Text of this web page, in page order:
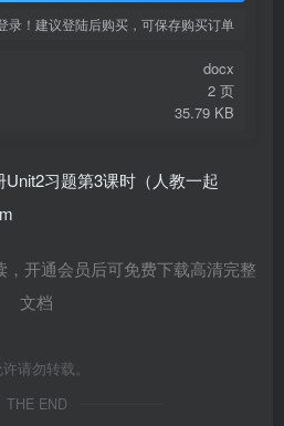
录！建议登陆后购买，可保存购买订单
docx
2 页
35.79 KB
，开通会员后可免费下载高清完整
文档
请勿转载。
THE END